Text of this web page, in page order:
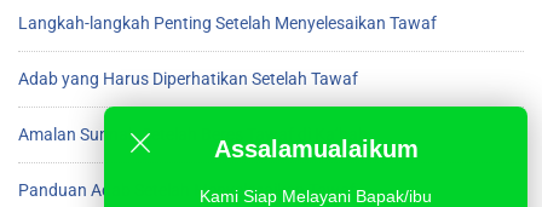
Langkah-langkah Penting Setelah Menyelesaikan Tawaf
Adab yang Harus Diperhatikan Setelah Tawaf
Amalan Sunnah Setelah Beres Tawaf di Ka’bah
Panduan Adab Setelah Menyelesaikan Tawaf
Assalamualaikum
Kami Siap Melayani Bapak/ibu